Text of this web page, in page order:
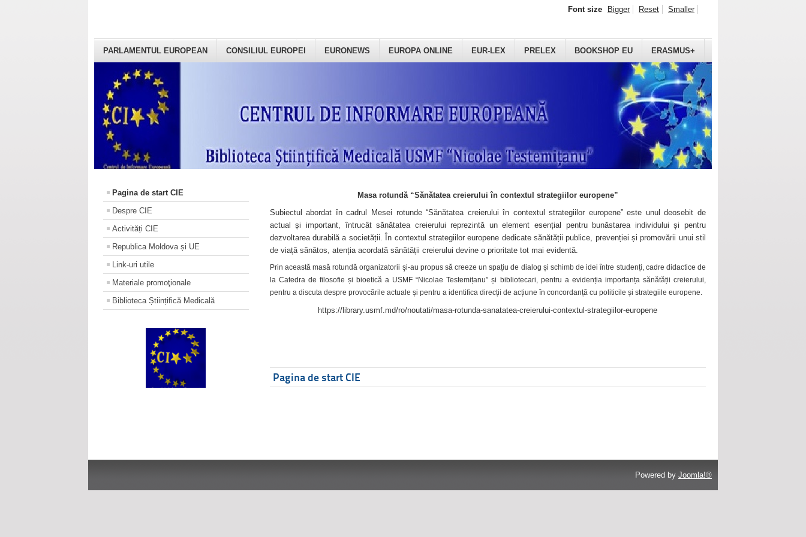
PARLAMENTUL EUROPEAN CONSILIUL EUROPEI EURONEWS EUROPA ONLINE EUR-LEX PRELEX BOOKSHOP EU ERASMUS+
Font size Bigger Reset Smaller
Pagina de start CIE
Despre CIE
Activități CIE
Republica Moldova și UE
Link-uri utile
Materiale promoţionale
Biblioteca Științifică Medicală
Masa rotundă “Sănătatea creierului în contextul strategiilor europene”
Subiectul abordat în cadrul Mesei rotunde “Sănătatea creierului în contextul strategiilor europene” este unul deosebit de
actual și important, întrucât sănătatea creierului reprezintă un element esențial pentru bunăstarea individului și pentru
dezvoltarea durabilă a societății. În contextul strategiilor europene dedicate sănătății publice, prevenției și promovării unui stil
de viață sănătos, atenția acordată sănătății creierului devine o prioritate tot mai evidentă.
Prin această masă rotundă organizatorii şi-au propus să creeze un spațiu de dialog și schimb de idei între studenți, cadre didactice de
la Catedra de filosofie și bioetică a USMF “Nicolae Testemițanu” și bibliotecari, pentru a evidenția importanța sănătății creierului,
pentru a discuta despre provocările actuale și pentru a identifica direcții de acțiune în concordanță cu politicile și strategiile europene.
https://library.usmf.md/ro/noutati/masa-rotunda-sanatatea-creierului-contextul-strategiilor-europene
Pagina de start CIE
Powered by Joomla!®